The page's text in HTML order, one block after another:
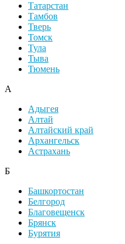
Татарстан
Тамбов
Тверь
Томск
Тула
Тыва
Тюмень
А
Адыгея
Алтай
Алтайский край
Архангельск
Астрахань
Б
Башкортостан
Белгород
Благовещенск
Брянск
Бурятия